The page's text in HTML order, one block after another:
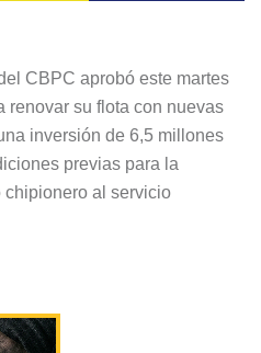
CBPC aprobó este martes
renovar su flota con nuevas
inversión de 6,5 millones
previas para la
al servicio